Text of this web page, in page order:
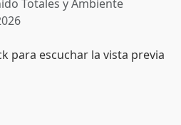
Totales y Ambiente